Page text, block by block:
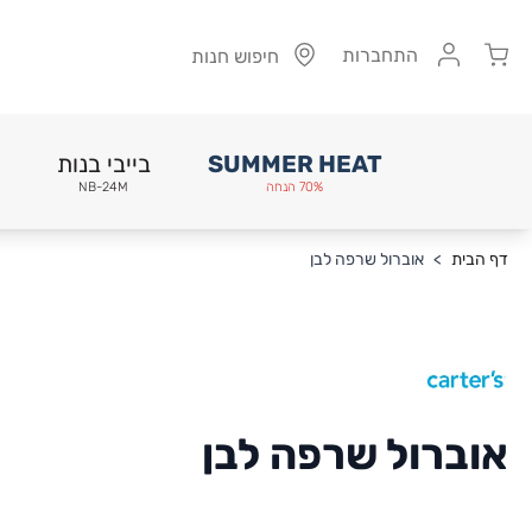
Cart התחברות חיפוש חנות
SUMMER HEAT
70% הנחה
בייבי בנות
NB-24M
דף הבית > אוברול שרפה לבן
אוברול שרפה לבן